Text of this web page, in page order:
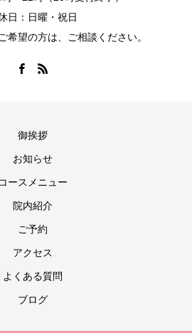
日：日曜・祝日
希望の方は、ご相談ください。
御挨拶
お知らせ
コースメニュー
院内紹介
ご予約
アクセス
よくある質問
ブログ